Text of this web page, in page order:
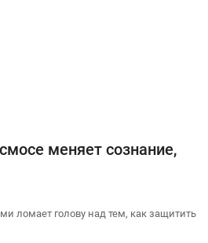
меняет сознание,
ломает голову над тем, как защитить